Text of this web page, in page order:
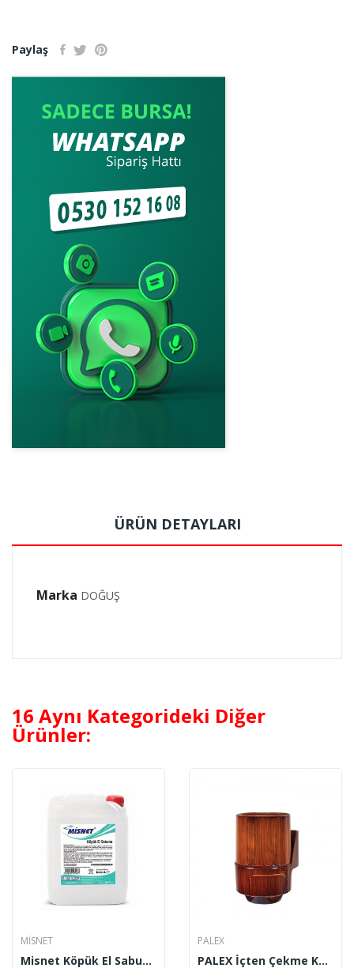
Paylaş
ÜRÜN DETAYLARI
Marka DOĞUŞ
16 Aynı Kategorideki Diğer
Ürünler:
MİSNET
Misnet Köpük El Sabunu 30 Lt
PALEX
PALEX İçten Çekme Kağıt Havlu Dispenseri Ahşap...